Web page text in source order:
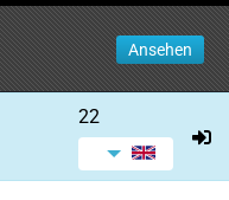
Ansehen
22